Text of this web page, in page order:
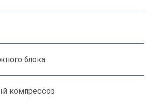
блока
компрессор